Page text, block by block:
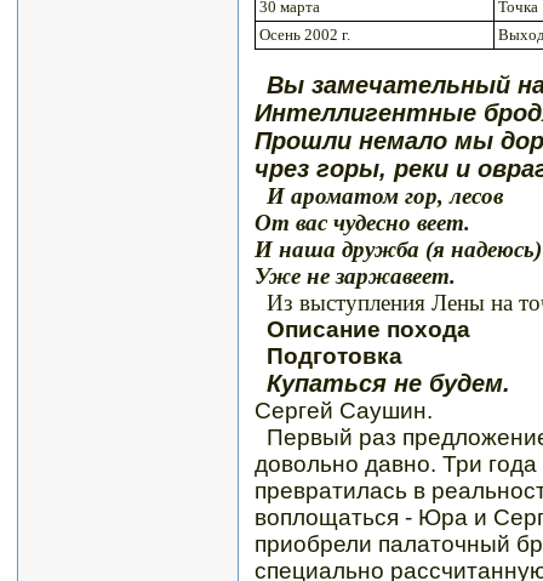
30 марта
Точка
Осень 2002 г.
Вы замечательный
Интеллигентные
Прошли немало мы
чрез горы, реки и
И ароматом гор, лесов
От вас чудесно веет.
И наша дружба (я надеюсь)
Уже не заржавеет.
Из выступления Лены на
Описание похода
Подготовка
Купаться не будем.
Сергей Саушин.
Первый раз
довольно давно. Три
превратилась в
воплощаться - Юра и
приобрели палаточный
специально